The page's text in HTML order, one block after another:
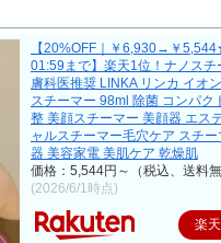
【20%OFF｜￥6,930→￥
01:59まで】楽天1位！ナノスチ
膚科医推奨 LINKA リンカ イオ
スチーマー 98ml 除菌 コンパク
整 美顔スチーマー 美顔器 エス
ャルスチーマー毛穴ケア スチ
器 美容家電 美肌ケア 乾燥肌
価格：5,544円～（税込、送料
(2026/6/1時点)
楽